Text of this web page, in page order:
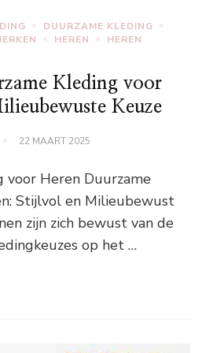
DUURZAME KLEDING
HEREN
HEREN
Kleding voor
Keuze
22 MAART 2025
voor Heren Duurzame
Stijlvol en Milieubewust
zijn zich bewust van de
op het …